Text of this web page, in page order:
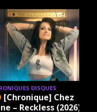
CHRONIQUES DISQUES
[Chronique] Lalu – A
Mythmaker’s Demise